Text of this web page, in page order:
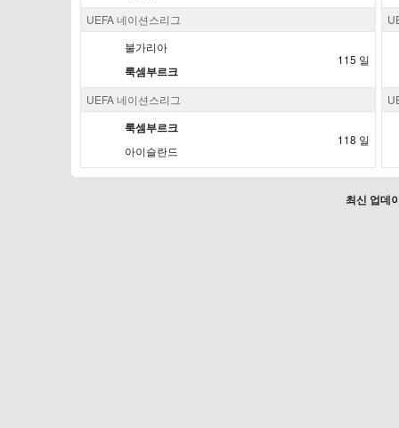
UEFA 네이션스리그
불가리아
룩셈부르크
115 일
UEFA 네이션스리그
룩셈부르크
아이슬란드
118 일
최신 업데